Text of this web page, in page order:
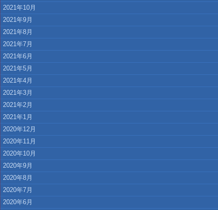
2021年10月
2021年9月
2021年8月
2021年7月
2021年6月
2021年5月
2021年4月
2021年3月
2021年2月
2021年1月
2020年12月
2020年11月
2020年10月
2020年9月
2020年8月
2020年7月
2020年6月